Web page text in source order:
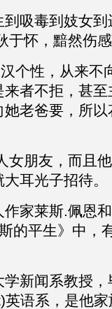
吸毒到妓女
于怀，黯然伤
个性，从来不
者不拒，甚
老爸要，所
女朋友，而且
耳光子招待。
作家莱斯.佩恩和
的平生》中，
新闻系教授
语系，是他